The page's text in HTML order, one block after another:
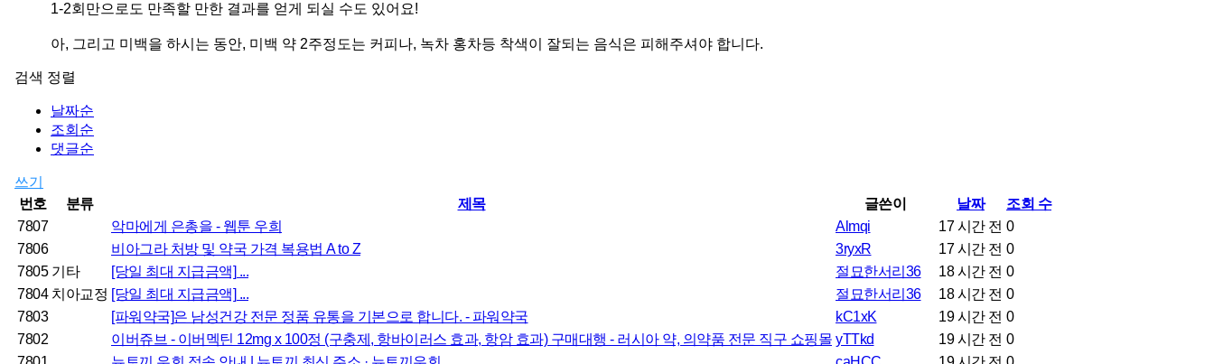
1-2회만으로도 만족할 만한 결과를 얻게 되실 수도 있어요!
아, 그리고 미백을 하시는 동안, 미백 약 2주정도는 커피나, 녹차 홍차등 착색이 잘되는 음식은 피해주셔야 합니다.
검색 정렬
날짜순
조회순
댓글순
쓰기
번호
분류 제목 글쓴이 날짜
조회 수
7807
악마에게 은총을 - 웹툰 우희 Almqi 17 시간 전 0
7806
비아그라 처방 및 약국 가격 복용법 A to Z 3ryxR 17 시간 전 0
7805 기타 [당일 최대 지급금액] ... 절묘한서리36 18 시간 전 0
7804 치아교정 [당일 최대 지급금액] ... 절묘한서리36 18 시간 전 0
7803
[파워약국]은 남성건강 전문 정품 유통을 기본으로 합니다. - 파워약국 kC1xK 19 시간 전 0
7802
이버쥬브 - 이버멕틴 12mg x 100정 (구충제, 항바이러스 효과, 항암 효과) 구매대행 - 러시아 약, 의약품 전문 직구 쇼핑몰 yTTkd 19 시간 전 0